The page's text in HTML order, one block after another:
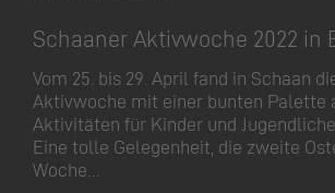
Schaaner Aktivwoche 2022 in
Vom 25. bis 29. April fand in Schaan
Aktivwoche mit einer bunten Palette
Aktivitäten für Kinder und
Eine tolle Gelegenheit, die zweite
Woche…